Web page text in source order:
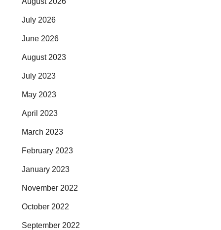
July 2026
June 2026
August 2023
July 2023
May 2023
April 2023
March 2023
February 2023
January 2023
November 2022
October 2022
September 2022